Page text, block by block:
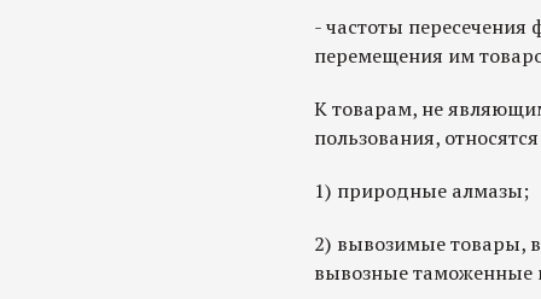
- частоты пересечения
перемещения им
К товарам, не
пользования,
1) природные алмазы;
2) вывозимые товары,
вывозные